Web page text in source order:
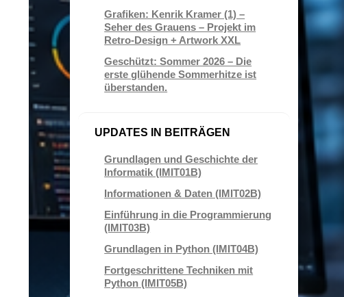
Grafiken: Kenrik Kramer (1) –
Seher des Grauens – Projekt im
Retro-Design + Artwork XXL
Geschützt: Sommer 2026 – Die
erste glühende Sommerhitze ist
überstanden.
UPDATES IN BEITRÄGEN
Grundlagen und Geschichte der
Informatik (IMIT01B)
Informationen & Daten (IMIT02B)
Einführung in die Programmierung
(IMIT03B)
Grundlagen in Python (IMIT04B)
Fortgeschrittene Techniken mit
Python (IMIT05B)